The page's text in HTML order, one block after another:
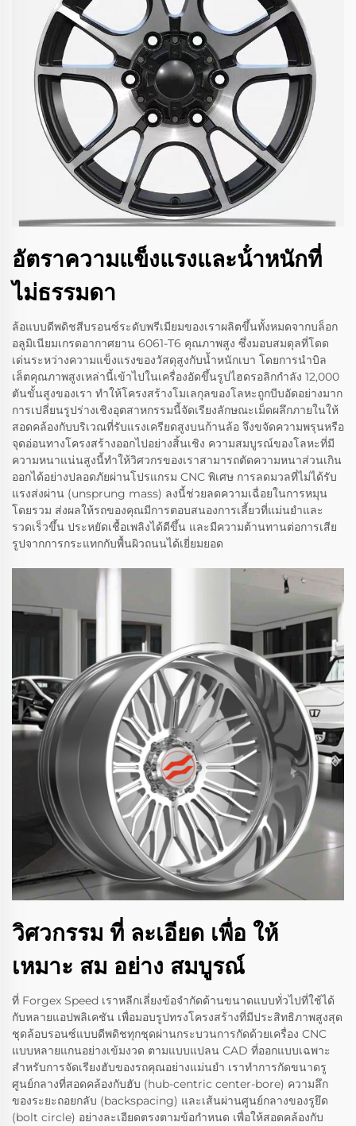
อัตราความแข็งแรงและน้ําหนักที่
ไม่ธรรมดา
ล้อแบบดีพดิชสีบรอนซ์ระดับพรีเมียมของเราผลิตขึ้นทั้งหมดจากบล็อก
อลูมิเนียมเกรดอากาศยาน 6061-T6 คุณภาพสูง ซึ่งมอบสมดุลที่โดด
เด่นระหว่างความแข็งแรงของวัสดุสูงกับน้ำหนักเบา โดยการนำบิล
เล็ตคุณภาพสูงเหล่านี้เข้าไปในเครื่องอัดขึ้นรูปไฮดรอลิกกำลัง 12,000
ตันขั้นสูงของเรา ทำให้โครงสร้างโมเลกุลของโลหะถูกบีบอัดอย่างมาก
การเปลี่ยนรูปร่างเชิงอุตสาหกรรมนี้จัดเรียงลักษณะเม็ดผลึกภายในให้
สอดคล้องกับบริเวณที่รับแรงเครียดสูงบนก้านล้อ จึงขจัดความพรุนหรือ
จุดอ่อนทางโครงสร้างออกไปอย่างสิ้นเชิง ความสมบูรณ์ของโลหะที่มี
ความหนาแน่นสูงนี้ทำให้วิศวกรของเราสามารถตัดความหนาส่วนเกิน
ออกได้อย่างปลอดภัยผ่านโปรแกรม CNC พิเศษ การลดมวลที่ไม่ได้รับ
แรงส่งผ่าน (unsprung mass) ลงนี้ช่วยลดความเฉื่อยในการหมุน
โดยรวม ส่งผลให้รถของคุณมีการตอบสนองการเลี้ยวที่แม่นยำและ
รวดเร็วขึ้น ประหยัดเชื้อเพลิงได้ดีขึ้น และมีความต้านทานต่อการเสีย
รูปจากการกระแทกกับพื้นผิวถนนได้เยี่ยมยอด
วิศวกรรม ที่ ละเอียด เพื่อ ให้
เหมาะ สม อย่าง สมบูรณ์
ที่ Forgex Speed เราหลีกเลี่ยงข้อจำกัดด้านขนาดแบบทั่วไปที่ใช้ได้
กับหลายแอปพลิเคชัน เพื่อมอบรูปทรงโครงสร้างที่มีประสิทธิภาพสูงสุด
ชุดล้อบรอนซ์แบบดีพดิชทุกชุดผ่านกระบวนการกัดด้วยเครื่อง CNC
แบบหลายแกนอย่างเข้มงวด ตามแบบแปลน CAD ที่ออกแบบเฉพาะ
สำหรับการจัดเรียงฮับของรถคุณอย่างแม่นยำ เราทำการกัดขนาดรู
ศูนย์กลางที่สอดคล้องกับฮับ (hub-centric center-bore) ความลึก
ของระยะถอยกลับ (backspacing) และเส้นผ่านศูนย์กลางของรูยึด
(bolt circle) อย่างละเอียดตรงตามข้อกำหนด เพื่อให้สอดคล้องกับ